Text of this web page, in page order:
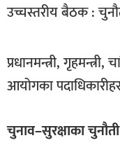
उच्चस्तरीय बैठक :
प्रधानमन्त्री,
आयोगका
चुनाव–सुरक्षाका चुनौती